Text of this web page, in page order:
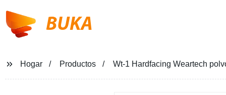
BUKA
Hogar Productos Wt-1 Hardfacing Weartech